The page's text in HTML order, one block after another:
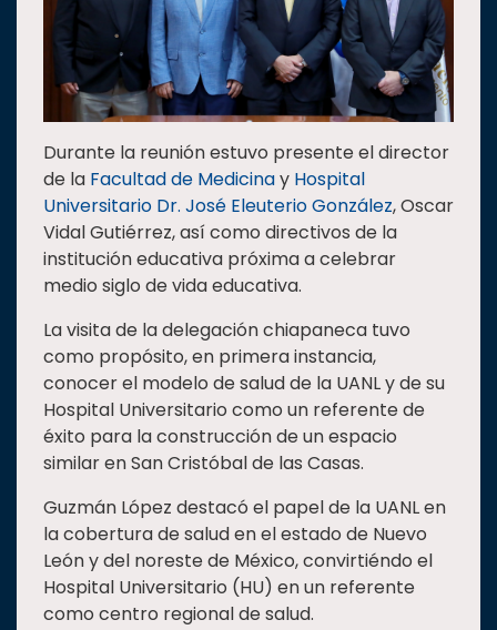
Durante la reunión estuvo presente el director
de la Facultad de Medicinay Hospital
Universitario Dr. José Eleuterio González, Oscar
Vidal Gutiérrez, así como directivos de la
institución educativa próxima a celebrar
medio siglo de vida educativa.
La visita de la delegación chiapaneca tuvo
como propósito, en primera instancia,
conocer el modelo de salud de la UANL y de su
Hospital Universitario como un referente de
éxito para la construcción de un espacio
similar en San Cristóbal de las Casas.
Guzmán López destacó el papel de la UANL en
la cobertura de salud en el estado de Nuevo
León y del noreste de México, convirtiéndo el
Hospital Universitario (HU) en un referente
como centro regional de salud.